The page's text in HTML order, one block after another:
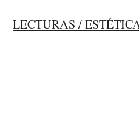
LECTURAS /